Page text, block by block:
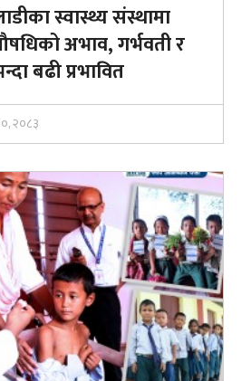
स्वास्थ्य संस्थामा
अभाव, गर्भवती र
बढी प्रभावित
२०८३